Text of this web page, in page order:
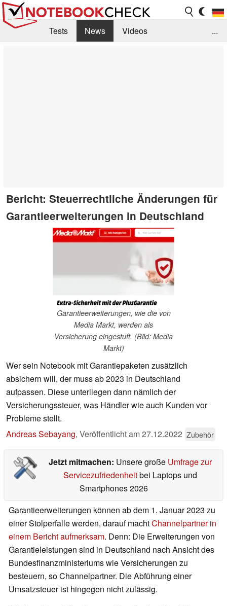
Tests News
Videos
...
Bericht: Steuerrechtliche Änderungen für
Garantieerweiterungen in Deutschland
Garantieerweiterungen, wie die von
Media Markt, werden als
Versicherung eingestuft. (Bild: Media
Markt)
Wer sein Notebook mit Garantiepaketen zusätzlich
absichern will, der muss ab 2023 in Deutschland
aufpassen. Diese unterliegen dann nämlich der
Versicherungssteuer, was Händler wie auch Kunden vor
Probleme stellt.
Andreas Sebayang, Veröffentlicht am27.12.2022 Zubehör
Jetzt mitmachen: Unsere große Umfrage zur
Servicezufriedenheitbei Laptops und
Smartphones 2026
Garantieerweiterungen können ab dem 1. Januar 2023 zu
einer Stolperfalle werden, darauf machtChannelpartner in
einem Bericht aufmerksam. Denn: Die Erweiterungen von
Garantieleistungen sind in Deutschland nach Ansicht des
Bundesfinanzministeriums wie Versicherungen zu
besteuern, so Channelpartner. Die Abführung einer
Umsatzsteuer ist hingegen nicht zulässig.